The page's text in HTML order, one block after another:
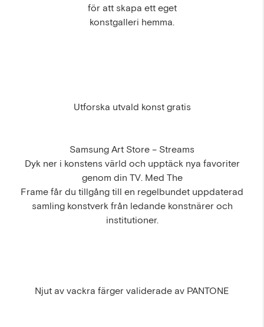
för att skapa ett eget
konstgalleri hemma.
Utforska utvald konst gratis
Samsung Art Store – Streams
Dyk ner i konstens värld och upptäck nya favoriter
genom din TV. Med The
Frame får du tillgång till en regelbundet uppdaterad
samling konstverk från ledande konstnärer och
institutioner.
Njut av vackra färger validerade av PANTONE